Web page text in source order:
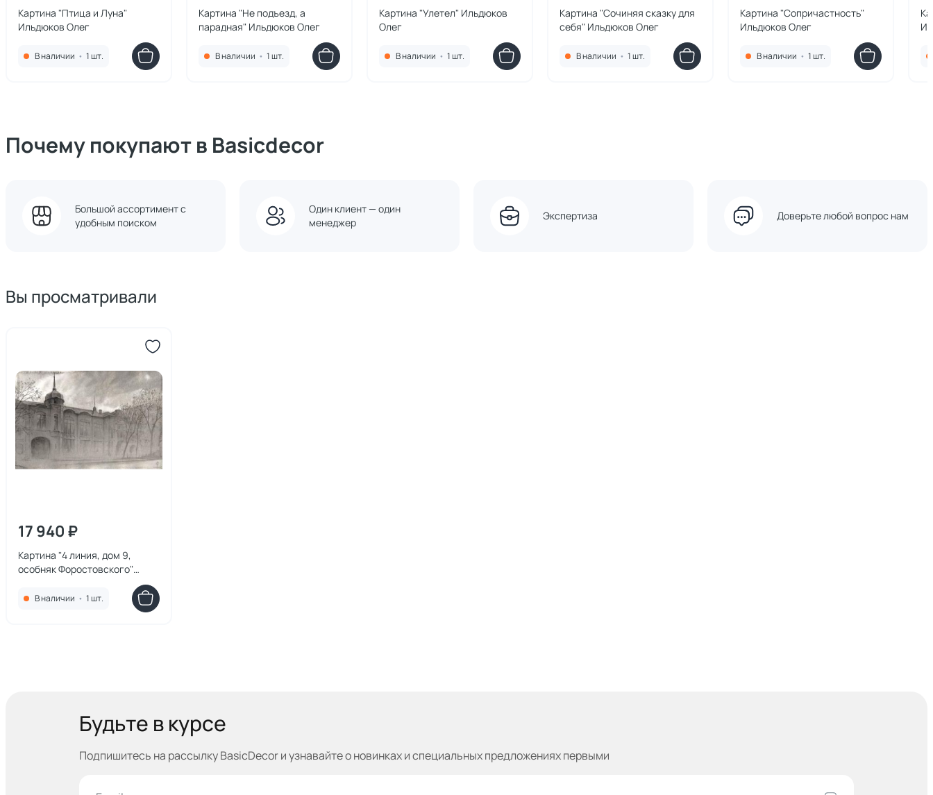
Картина "Птица и Луна"
Ильдюков Олег
В наличии • 1 шт.
Картина "Не подъезд, а
парадная" Ильдюков Олег
В наличии • 1 шт.
Картина "Улетел" Ильдюков
Олег
В наличии • 1 шт.
Картина "Сочиняя сказку для
себя" Ильдюков Олег
В наличии • 1 шт.
Картина "Сопричастность"
Ильдюков Олег
В наличии • 1 шт.
Почему покупают в Basicdecor
Большой ассортимент с
удобным поиском
Один клиент — один
менеджер
Экспертиза Доверьте любой вопрос нам
Вы просматривали
17 940 ₽
Картина "4 линия, дом 9,
особняк Форостовского"
В наличии • 1 шт.
Будьте в курсе
Подпишитесь на рассылку BasicDecor и узнавайтео новинках и специальных предложениях первыми